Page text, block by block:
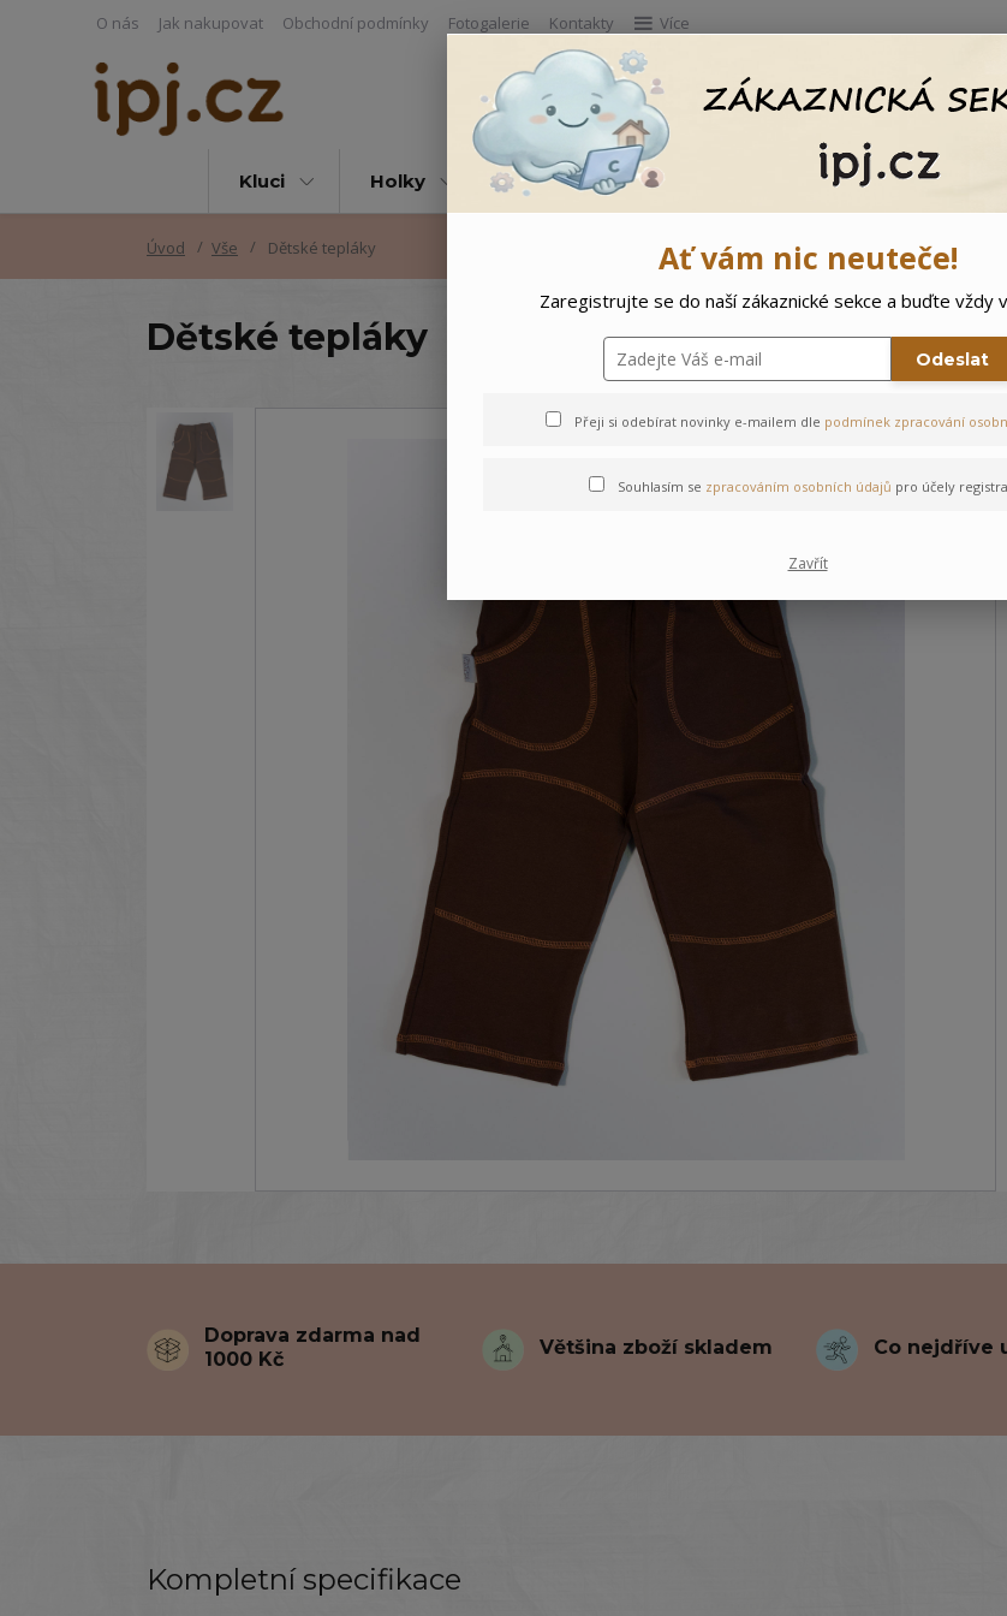
O nás Jak nakupovat Obchodní podmínky Fotogalerie Kontakty Více
Kluci Holky Vše Doprodej Ostatní 🌲
Úvod Vše Dětské tepláky
Dětské tepláky
Doprava zdarma nad
1000 Kč
Většina zboží skladem Co nejdříve
Kompletní specifikace
Ať vám nic neuteče!
Zaregistrujte se do naší zákaznické sekce a buďte vždy
Odeslat
Přeji si odebírat novinky e-mailem dle podmínek zpracování
Souhlasím se zpracováním osobních údajů pro účely
Zavřít